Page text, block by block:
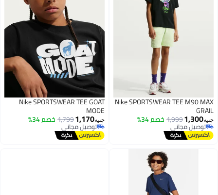
Nike SPORTSWEAR TEE M90 MAX
GRAIL
جنيه1,300
1,999خصم 34%
توصيل مجاني
توصيل مجاني
Nike SPORTSWEAR TEE GOAT
MODE
جنيه1,170
1,799خصم 34%
توصيل مجاني
توصيل مجاني